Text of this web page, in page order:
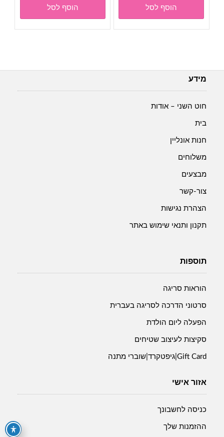
מיקרופייבר-
רן
-
ורוד
הוסף לסל
מיקרופייבר-
רן
-
כחול
הוסף לסל
מידע
חוט השני – אודות
בית
חנות אונליין
משלוחים
מבצעים
צור-קשר
הצהרת נגישות
תקנון ותנאי שימוש באתר
תוספות
הוראות סריגה
סרטוני הדרכה לסריגה בעברית
הפעלה ליום הולדת
סקיצות לעיצוב שטיחים
Gift Card|גיפטקרד|שוברי מתנה
אזור אישי
כניסה לחשבונך
ההזמנות שלך